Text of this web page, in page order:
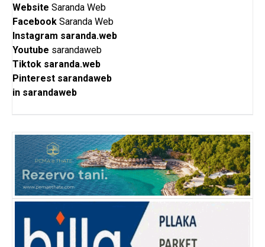
Website Saranda Web
Facebook Saranda Web
Instagram saranda.web
Youtube sarandaweb
Tiktok saranda.web
Pinterest sarandaweb
in sarandaweb